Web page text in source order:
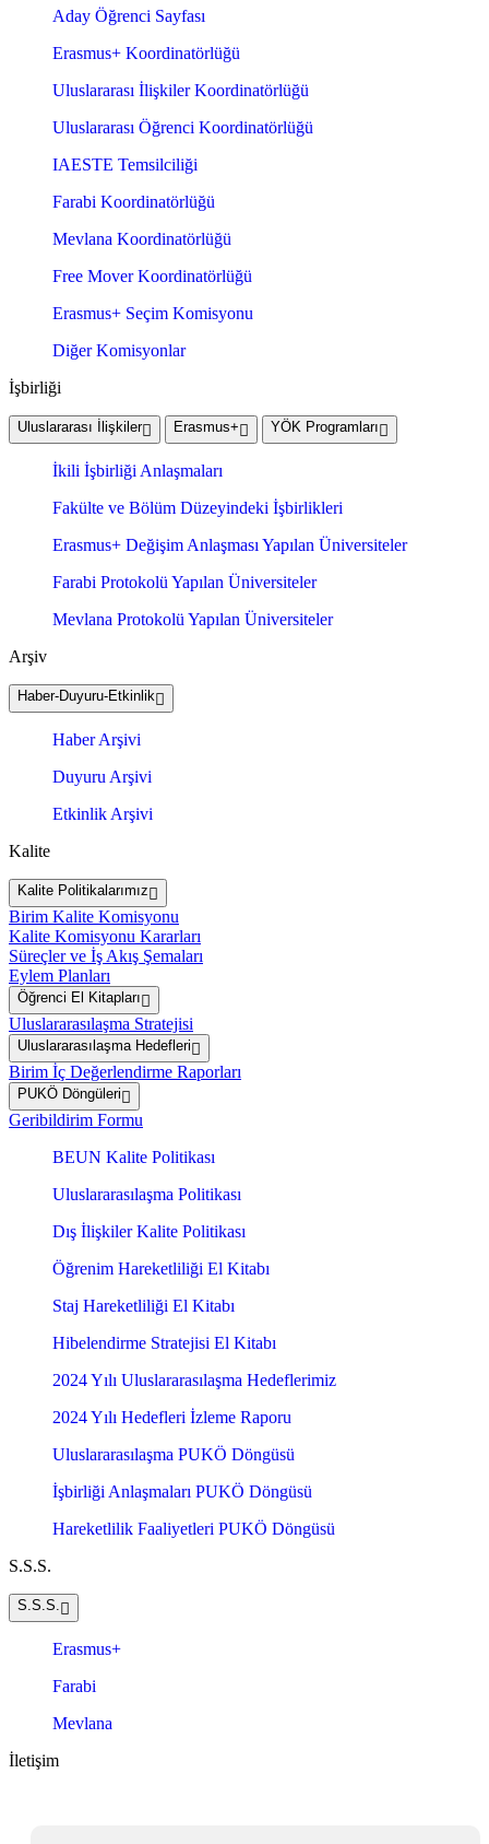
Aday Öğrenci Sayfası
Erasmus+ Koordinatörlüğü
Uluslararası İlişkiler Koordinatörlüğü
Uluslararası Öğrenci Koordinatörlüğü
IAESTE Temsilciliği
Farabi Koordinatörlüğü
Mevlana Koordinatörlüğü
Free Mover Koordinatörlüğü
Erasmus+ Seçim Komisyonu
Diğer Komisyonlar
İşbirliği
Uluslararası İlişkiler Erasmus+ YÖK Programları
İkili İşbirliği Anlaşmaları
Fakülte ve Bölüm Düzeyindeki İşbirlikleri
Erasmus+ Değişim Anlaşması Yapılan Üniversiteler
Farabi Protokolü Yapılan Üniversiteler
Mevlana Protokolü Yapılan Üniversiteler
Arşiv
Haber-Duyuru-Etkinlik
Haber Arşivi
Duyuru Arşivi
Etkinlik Arşivi
Kalite
Kalite Politikalarımız
Birim Kalite Komisyonu
Kalite Komisyonu Kararları
Süreçler ve İş Akış Şemaları
Eylem Planları
Öğrenci El Kitapları
Uluslararasılaşma Stratejisi
Uluslararasılaşma Hedefleri
Birim İç Değerlendirme Raporları
PUKÖ Döngüleri
Geribildirim Formu
BEUN Kalite Politikası
Uluslararasılaşma Politikası
Dış İlişkiler Kalite Politikası
Öğrenim Hareketliliği El Kitabı
Staj Hareketliliği El Kitabı
Hibelendirme Stratejisi El Kitabı
2024 Yılı Uluslararasılaşma Hedeflerimiz
2024 Yılı Hedefleri İzleme Raporu
Uluslararasılaşma PUKÖ Döngüsü
İşbirliği Anlaşmaları PUKÖ Döngüsü
Hareketlilik Faaliyetleri PUKÖ Döngüsü
S.S.S.
S.S.S.
Erasmus+
Farabi
Mevlana
İletişim